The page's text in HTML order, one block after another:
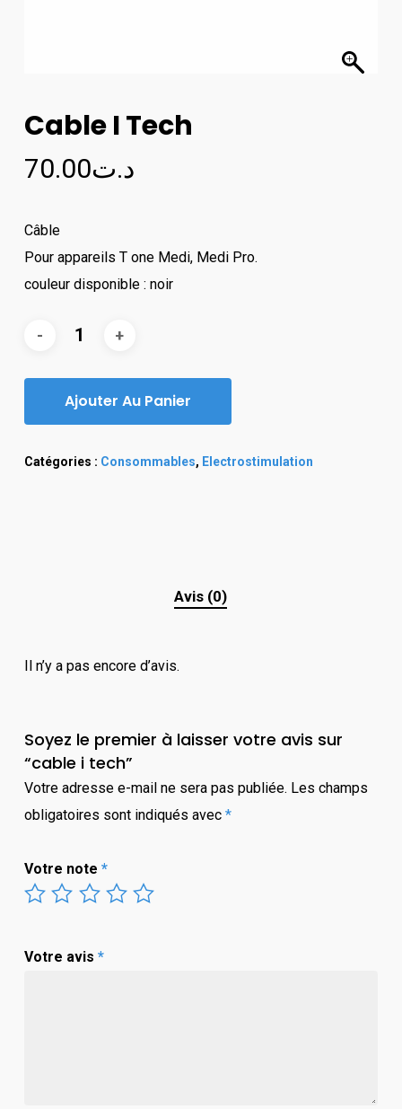
Cable I Tech
د.ت70.00
Câble
Pour appareils T one Medi, Medi Pro.
couleur disponible : noir
Ajouter Au Panier
Catégories : Consommables, Electrostimulation
Avis (0)
Il n’y a pas encore d’avis.
Soyez le premier à laisser votre avis sur
“cable i tech”
Votre adresse e-mail ne sera pas publiée. Les champs
obligatoires sont indiqués avec *
Votre note *
Votre avis *